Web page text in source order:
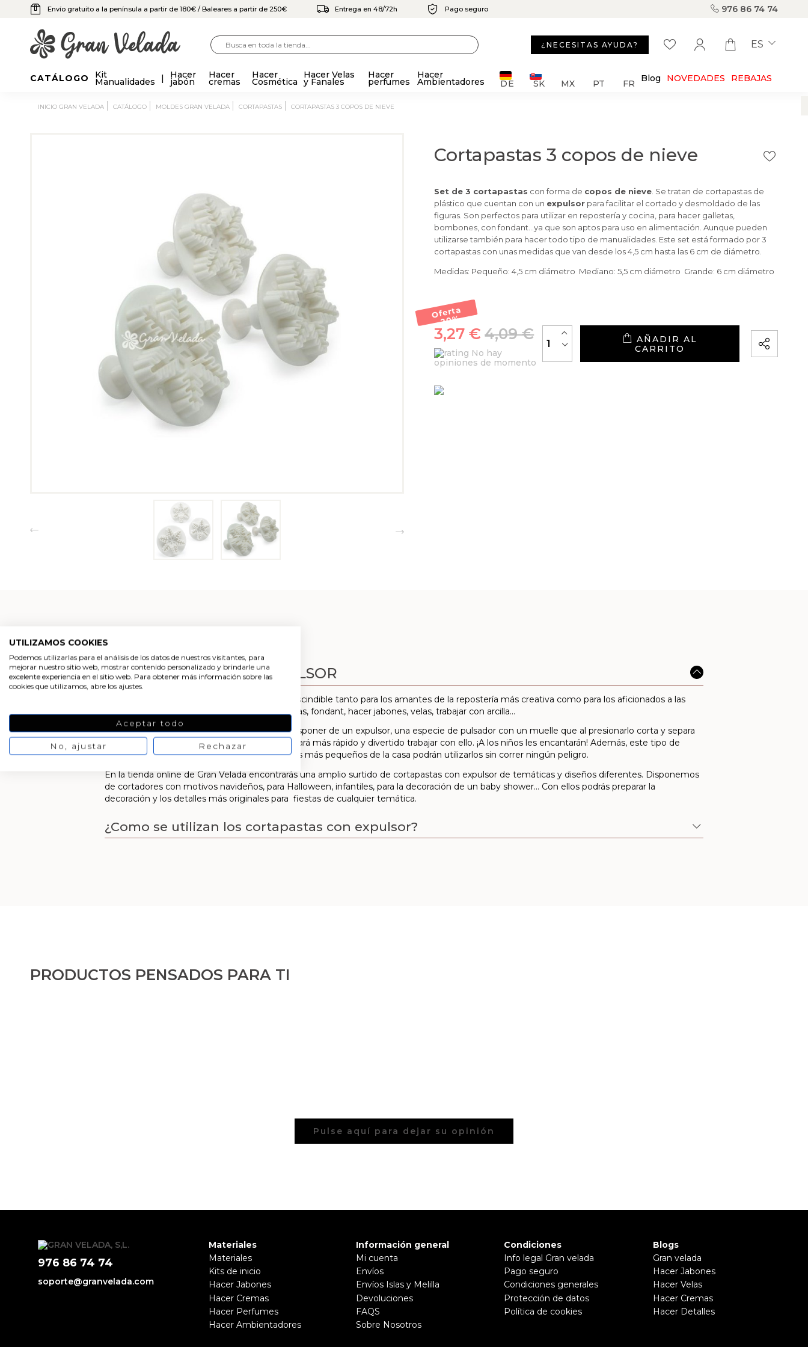
UTILIZAMOS COOKIES
Podemos utilizarlas para el análisis de los datos de nuestros visitantes, para
mejorar nuestro sitio web, mostrar contenido personalizado y brindarle una
excelente experiencia en el sitio web. Para obtener más información sobre las
cookies que utilizamos, abre los ajustes.
Aceptar todo
No, ajustar Rechazar
Envío gratuito a la península a partir de 180€ / Baleares a partir de 250€ Entrega en 48/72h Pago seguro 976 86 74 74
¿NECESITAS AYUDA? ES
CATÁLOGO Kit
Manualidades
Hacer
jabón
Hacer
cremas
Hacer
Cosmética
Hacer Velas
y Fanales
Hacer
perfumes
Hacer
Ambientadores DE SK MX PT FR Blog NOVEDADES REBAJAS
INICIO GRAN VELADA CATÁLOGO MOLDES GRAN VELADA CORTAPASTAS CORTAPASTAS 3 COPOS DE NIEVE
Cortapastas 3 copos de nieve
Set de 3 cortapastas con forma de copos de nieve . Se tratan de cortapastas de
plástico que cuentan con un expulsor para facilitar el cortado y desmoldado de las
figuras. Son perfectos para utilizar en repostería y cocina, para hacer galletas,
bombones, con fondant…ya que son aptos para uso en alimentación. Aunque pueden
utilizarse también para hacer todo tipo de manualidades. Este set está formado por 3
cortapastas con unas medidas que van desde los 4,5 cm hasta las 6 cm de diámetro.
Medidas: Pequeño: 4,5 cm diámetro Mediano: 5,5 cm diámetro Grande: 6 cm diámetro
Oferta
-20
%
4,09 €
3,27 €
No hay
opiniones de momento
-
+
CARRITO
CORTAPASTAS CON EXPULSOR
son un imprescindible tanto para los amantes de la repostería más creativa como para los aficionados a las
manualidades. Son perfectos para hacer galletas, fondant, hacer jabones, velas, trabajar con arcilla…
Este tipo de cortapastas se caracterizan por disponer de un expulsor, una especie de pulsador con un muelle que al presionarlo corta y separa
la masa del molde con gran facilidad. Así resultará más rápido y divertido trabajar con ello. ¡A los niños les encantarán! Además, este tipo de
cortadores suelen ser de plástico, por lo que los más pequeños de la casa podrán utilizarlos sin correr ningún peligro.
En la tienda online de Gran Velada encontrarás una amplio surtido de cortapastas con expulsor de temáticas y diseños diferentes. Disponemos
de cortadores con motivos navideños, para Halloween, infantiles, para la decoración de un baby shower… Con ellos podrás preparar la
decoración y los detalles más originales para fiestas de cualquier temática.
¿Como se utilizan los cortapastas con expulsor?
PRODUCTOS PENSADOS PARA TI
Pulse aquí para dejar su opinión
976 86 74 74
soporte@granvelada.com
Materiales
Materiales
Kits de inicio
Hacer Jabones
Hacer Cremas
Hacer Perfumes
Hacer Ambientadores
Información general
Mi cuenta
Envíos
Envíos Islas y Melilla
Devoluciones
FAQS
Sobre Nosotros
Condiciones
Info legal Gran velada
Pago seguro
Condiciones generales
Protección de datos
Política de cookies
Blogs
Gran velada
Hacer Jabones
Hacer Velas
Hacer Cremas
Hacer Detalles